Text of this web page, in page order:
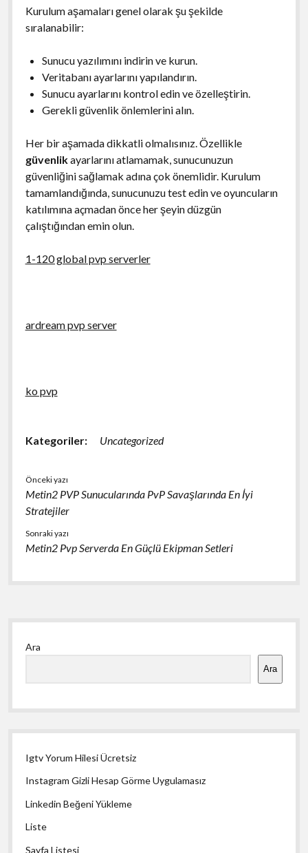
Kurulum aşamaları genel olarak şu şekilde
sıralanabilir:
Sunucu yazılımını indirin ve kurun.
Veritabanı ayarlarını yapılandırın.
Sunucu ayarlarını kontrol edin ve özelleştirin.
Gerekli güvenlik önlemlerini alın.
Her bir aşamada dikkatli olmalısınız. Özellikle
güvenlikayarlarını atlamamak, sunucunuzun
güvenliğini sağlamak adına çok önemlidir. Kurulum
tamamlandığında, sunucunuzu test edin ve oyuncuların
katılımına açmadan önce her şeyin düzgün
çalıştığından emin olun.
1-120 global pvp serverler
ardream pvp server
ko pvp
Kategoriler: Uncategorized
Önceki yazı
Metin2 PVP Sunucularında PvP Savaşlarında En İyi
Stratejiler
Sonraki yazı
Metin2 Pvp Serverda En Güçlü Ekipman Setleri
Yan
Menü
Ara
Ara
Igtv Yorum Hilesi Ücretsiz
Instagram Gizli Hesap Görme Uygulamasız
Linkedin Beğeni Yükleme
Liste
Sayfa Listesi